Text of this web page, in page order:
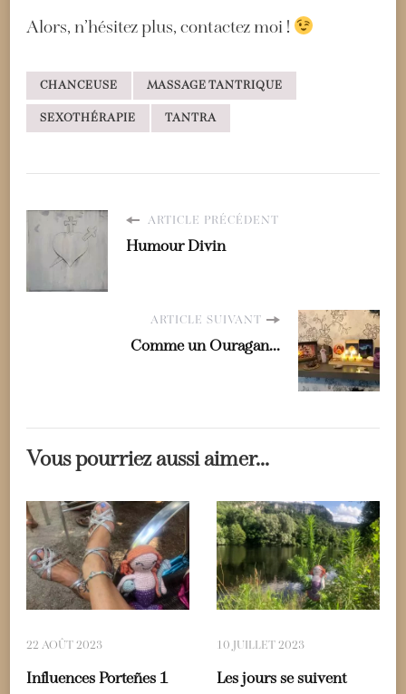
Alors, n’hésitez plus, contactez moi !
CHANCEUSE MASSAGE TANTRIQUE
SEXOTHÉRAPIE TANTRA
ARTICLE PRÉCÉDENT
Humour Divin
ARTICLE SUIVANT
Comme un Ouragan...
Vous pourriez aussi aimer...
22 AOÛT 2023
Influences Porteñes 1
10 JUILLET 2023
Les jours se suivent